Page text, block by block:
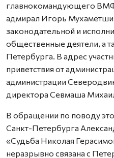
главнокомандующего
адмирал Игорь
законодательной и
общественные деятели, а
Петербурга. В адрес
приветствия от
администрации
директора Севмаша
В обращении по поводу
Санкт-Петербурга
«Судьба Николая
неразрывно связана с